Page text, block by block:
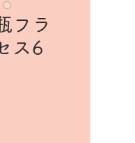
フラ
ス6